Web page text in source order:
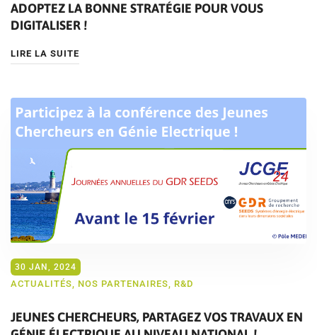
ADOPTEZ LA BONNE STRATÉGIE POUR VOUS
DIGITALISER !
LIRE LA SUITE
30 JAN, 2024
ACTUALITÉS, NOS PARTENAIRES, R&D
JEUNES CHERCHEURS, PARTAGEZ VOS TRAVAUX EN